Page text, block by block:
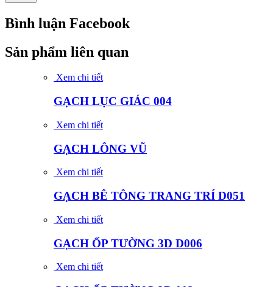
Bình luận Facebook
Sản phẩm liên quan
Xem chi tiết
GẠCH LỤC GIÁC 004
Xem chi tiết
GẠCH LÔNG VŨ
Xem chi tiết
GẠCH BÊ TÔNG TRANG TRÍ D051
Xem chi tiết
GẠCH ỐP TƯỜNG 3D D006
Xem chi tiết